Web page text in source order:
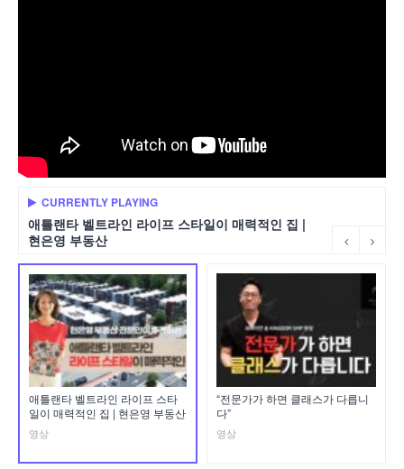
CURRENTLY PLAYING
애틀랜타 벨트라인 라이프 스타일이 매력적인 집 |
현은영 부동산
애틀랜타 벨트라인 라이프 스타
일이 매력적인 집 | 현은영 부동산
영상
“전문가가 하면 클래스가 다릅니
다”
영상